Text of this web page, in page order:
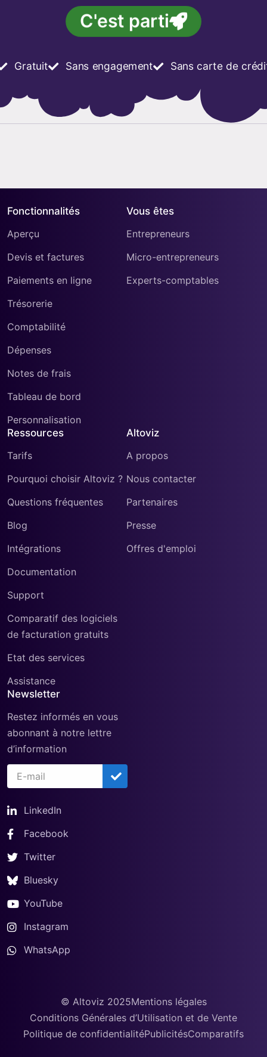
C'est parti
Gratuit Sans engagement Sans carte de
Fonctionnalités
Aperçu
Devis et factures
Paiements en ligne
Trésorerie
Comptabilité
Dépenses
Notes de frais
Tableau de bord
Personnalisation
Vous êtes
Entrepreneurs
Micro-entrepreneurs
Experts-comptables
Ressources
Tarifs
Pourquoi choisir Altoviz ?
Questions fréquentes
Blog
Intégrations
Documentation
Support
Comparatif des logiciels
de facturation gratuits
Etat des services
Assistance
Altoviz
A propos
Nous contacter
Partenaires
Presse
Offres d'emploi
Newsletter
Restez informés en vous
abonnant à notre lettre
d’information
LinkedIn
Facebook
Twitter
Bluesky
YouTube
Instagram
WhatsApp
© Altoviz 2025Mentions légales
Conditions Générales d’Utilisation et de Vente
Politique de confidentialitéPublicitésComparatifs